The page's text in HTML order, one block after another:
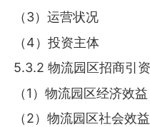
（3）运营状况
（4）投资主体
5.3.2 物流园区招商引
（1）物流园区经济效益
（2）物流园区社会效益